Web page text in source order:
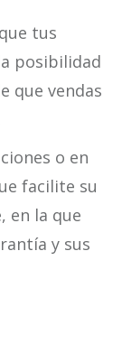
tus
posibilidad
que vendas
o en
facilite su
en la que
y sus